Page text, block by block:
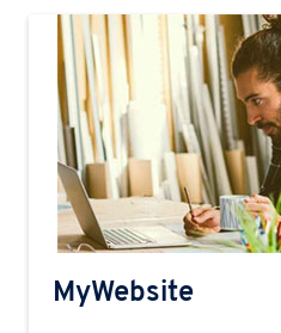
MyWebsite